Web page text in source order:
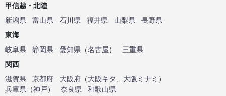
甲信越・北陸
新潟県
富山県 石川県 福井県 山梨県
長野県
東海
岐阜県
静岡県 愛知県 （名古屋）
三重県
関西
滋賀県
京都府 大阪府 （大阪キタ 大阪ミナミ ）
兵庫県 （神戸） 奈良県
和歌山県